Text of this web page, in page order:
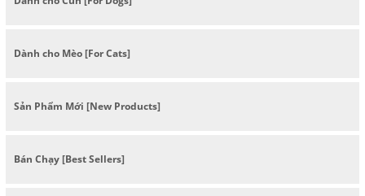
Dành cho Mèo [For Cats]
Sản Phẩm Mới [New Products]
Bán Chạy [Best Sellers]